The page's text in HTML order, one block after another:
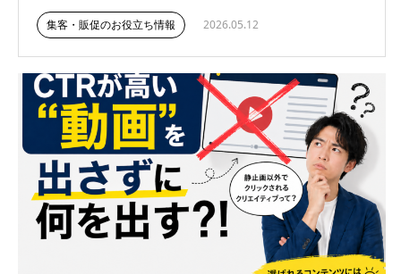
集客・販促のお役立ち情報 2026.05.12